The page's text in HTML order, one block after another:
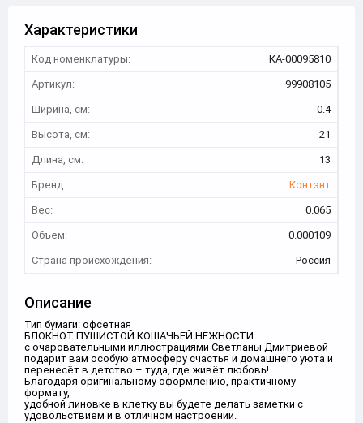
Характеристики
Код номенклатуры:
КА-00095810
Артикул:
99908105
Ширина, см:
0.4
Высота, см:
21
Длина, см:
13
Бренд:
Контэнт
Вес:
0.065
Объем:
0.000109
Страна происхождения:
Россия
Описание
Тип бумаги: офсетная
БЛОКНОТ ПУШИСТОЙ КОШАЧЬЕЙ НЕЖНОСТИ
с очаровательными иллюстрациями Светланы Дмитриевой
подарит вам особую атмосферу счастья и домашнего уюта и
перенесёт в детство – туда, где живёт любовь!
Благодаря оригинальному оформлению, практичному
формату,
удобной линовке в клетку вы будете делать заметки с
удовольствием и в отличном настроении.